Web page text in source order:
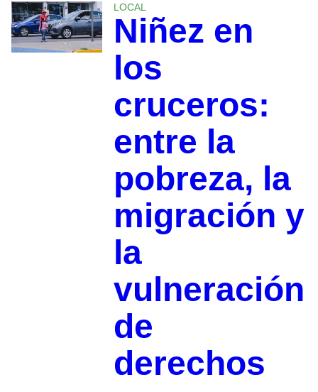
LOCAL
Niñez en
los
cruceros:
entre la
pobreza, la
migración y
la
vulneración
de
derechos